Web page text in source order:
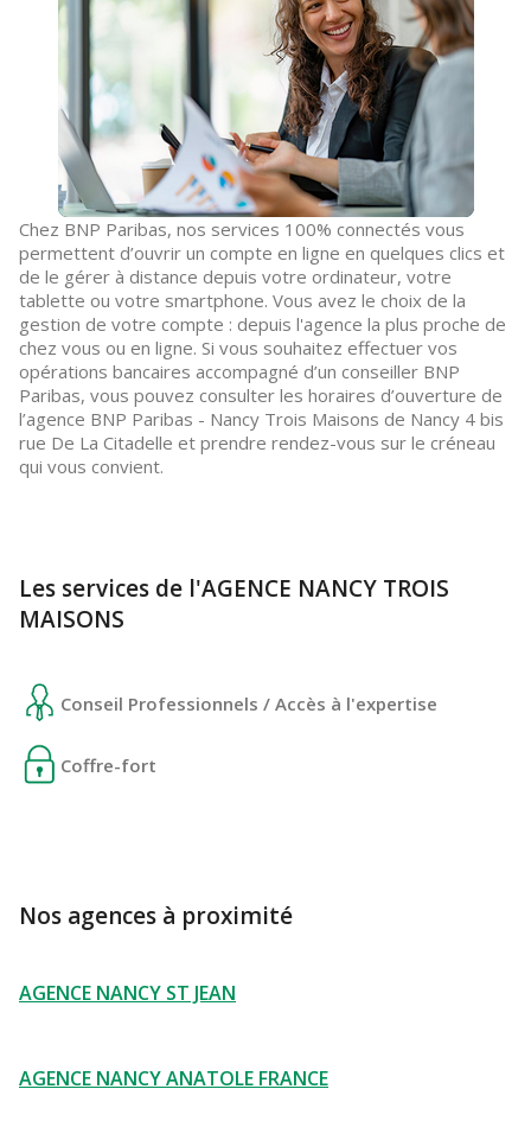
Chez BNP Paribas, nos services 100% connectés vous
permettent d’ouvrir un compte en ligne en quelques clics et
de le gérer à distance depuis votre ordinateur, votre
tablette ou votre smartphone. Vous avez le choix de la
gestion de votre compte : depuis l'agence la plus proche de
chez vous ou en ligne. Si vous souhaitez effectuer vos
opérations bancaires accompagné d’un conseiller BNP
Paribas, vous pouvez consulter les horaires d’ouverture de
l’agence BNP Paribas - Nancy Trois Maisons de Nancy 4 bis
rue De La Citadelle et prendre rendez-vous sur le créneau
qui vous convient.
Les services de l'AGENCE NANCY TROIS
MAISONS
Conseil Professionnels / Accès à l'expertise
Coffre-fort
Nos agences à proximité
AGENCE NANCY ST JEAN
AGENCE NANCY ANATOLE FRANCE